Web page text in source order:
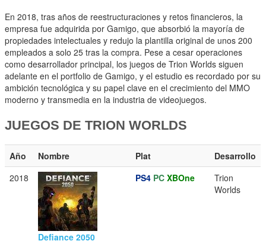
En 2018, tras años de reestructuraciones y retos financieros, la
empresa fue adquirida por Gamigo, que absorbió la mayoría de
propiedades intelectuales y redujo la plantilla original de unos 200
empleados a solo 25 tras la compra. Pese a cesar operaciones
como desarrollador principal, los juegos de Trion Worlds siguen
adelante en el portfolio de Gamigo, y el estudio es recordado por su
ambición tecnológica y su papel clave en el crecimiento del MMO
moderno y transmedia en la industria de videojuegos.
JUEGOS DE TRION WORLDS
Año Nombre Plat
Desarrollo
2018
Defiance 2050
PS4 PC XBOne
Trion
Worlds